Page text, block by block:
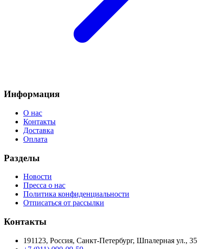
Информация
О нас
Контакты
Доставка
Оплата
Разделы
Новости
Пресса о нас
Политика конфиденциальности
Отписаться от рассылки
Контакты
191123, Россия, Санкт-Петербург, Шпалерная ул., 35